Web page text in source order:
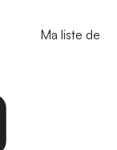
Ma liste de